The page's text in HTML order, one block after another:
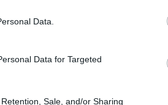
Data.
Data for Targeted
Sale, and/or Sharing
e controllabili, come le
può contribuire a un